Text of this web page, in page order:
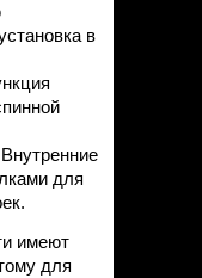
в
для
имеют
для